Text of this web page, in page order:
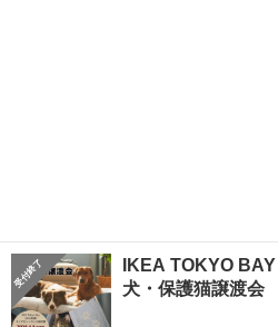
IKEA TOKYO BAY（IKEA船橋） 保護
犬・保護猫譲渡会